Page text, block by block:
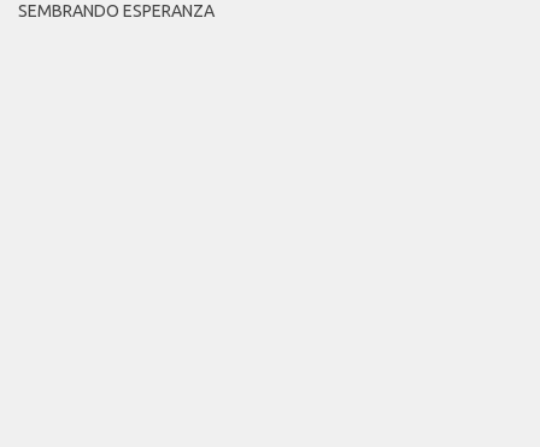
SEMBRANDO ESPERANZA